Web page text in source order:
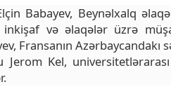
Babayev, Beynəlxalq
və əlaqələr üzrə
Fransanın Azərbaycandakı
Kel,